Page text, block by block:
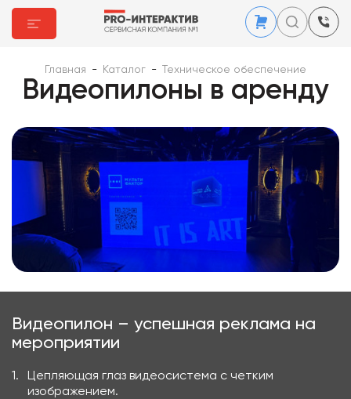
Главная - Каталог - Техническое обеспечение
Видеопилоны в аренду
Видеопилон – успешная реклама на
мероприятии
Цепляющая глаз видеосистема с четким
изображением.